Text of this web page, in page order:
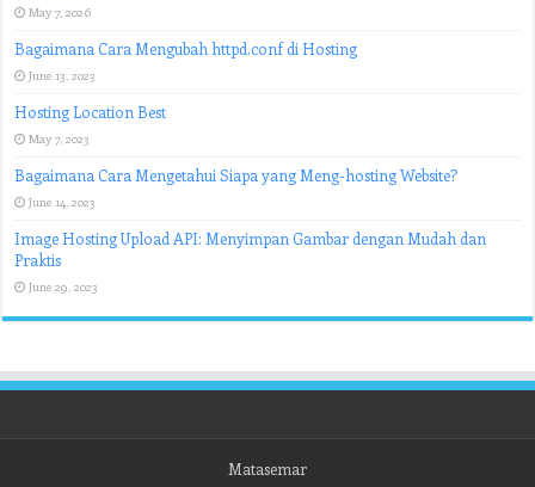
May 7, 2026
Bagaimana Cara Mengubah httpd.conf di Hosting
June 13, 2023
Hosting Location Best
May 7, 2023
Bagaimana Cara Mengetahui Siapa yang Meng-hosting Website?
June 14, 2023
Image Hosting Upload API: Menyimpan Gambar dengan Mudah dan
Praktis
June 29, 2023
Matasemar